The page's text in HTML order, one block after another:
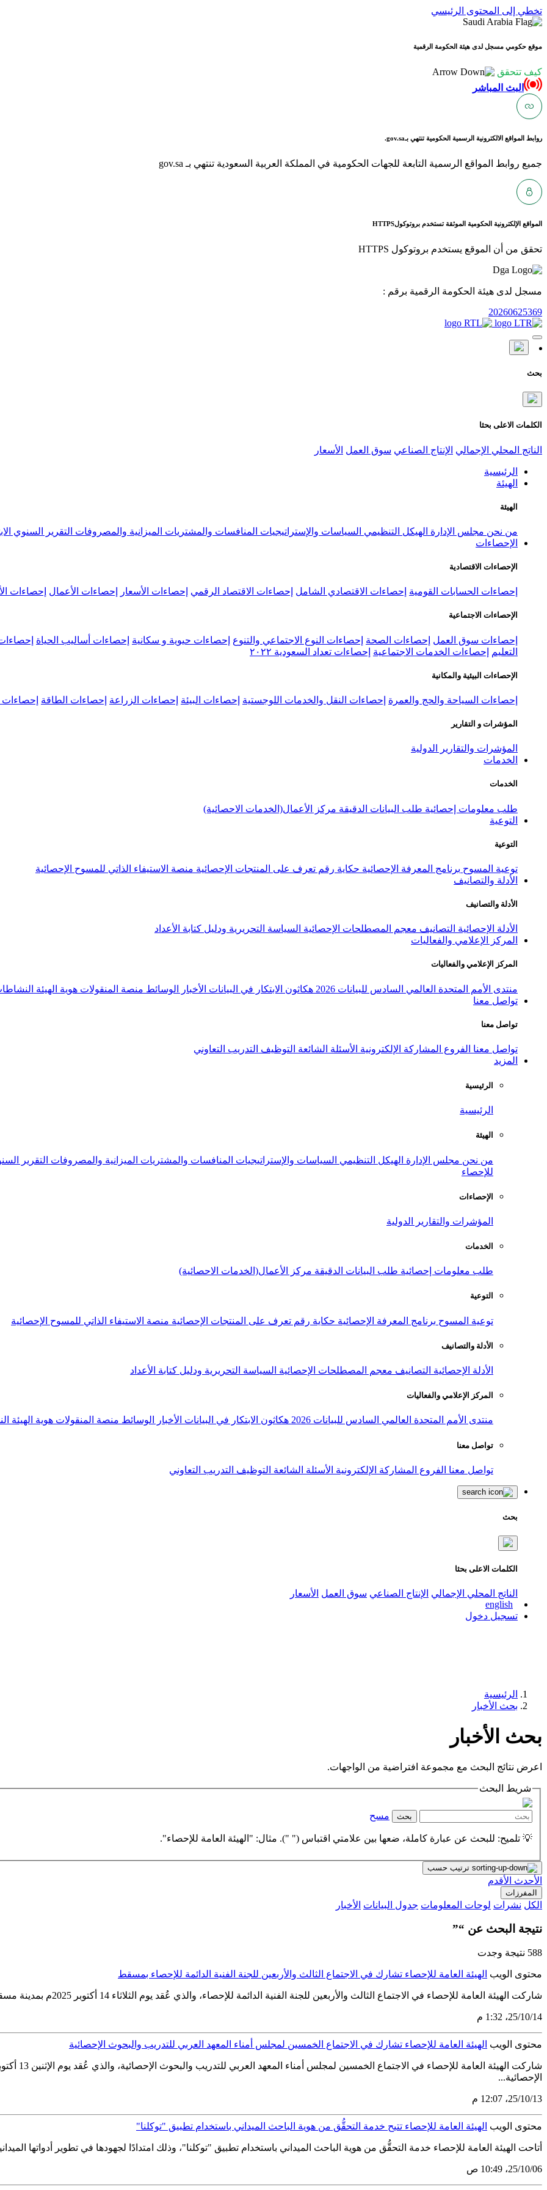
تخطي إلى المحتوى الرئيسي
موقع حكومي مسجل لدى هيئة الحكومة الرقمية
كيف تتحقق
البث المباشر
روابط المواقع الالكترونية الرسمية الحكومية تنتهي بـgov.sa.
جميع روابط المواقع الرسمية التابعة للجهات الحكومية في المملكة العربية السعودية تنتهي بـ gov.sa
المواقع الإلكترونية الحكومية الموثقة تستخدم بروتوكولHTTPS
تحقق من أن الموقع يستخدم بروتوكول HTTPS
مسجل لدى هيئة الحكومة الرقمية برقم :
20260625369
بحث
الكلمات الاعلى بحثا
الناتج المحلي الإجمالي الإنتاج الصناعي سوق العمل الأسعار
الرئيسية
الهيئة
الهيئة
من نحن مجلس الإدارة الهيكل التنظيمي السياسات والإستراتيجيات المنافسات والمشتريات الميزانية والمصروفات التقرير السنوي
الإحصاءات
الإحصاءات الاقتصادية
إحصاءات الحسابات القومية إحصاءات الاقتصادي الشامل إحصاءات الاقتصاد الرقمي إحصاءات الأسعار إحصاءات الأعمال إحصاءات
الإحصاءات الاجتماعية
إحصاءات سوق العمل إحصاءات الصحة إحصاءات النوع الاجتماعي والتنوع إحصاءات حيوية و سكانية إحصاءات أساليب الحياة
التعليم
إحصاءات الخدمات الاجتماعية إحصاءات تعداد السعودية ٢٠٢٢
الإحصاءات البيئية والمكانية
إحصاءات السياحة والحج والعمرة إحصاءات النقل والخدمات اللوجستية إحصاءات البيئة إحصاءات الزراعة إحصاءات الطاقة إحصاءات
المؤشرات و التقارير
المؤشرات والتقارير الدولية
الخدمات
الخدمات
طلب معلومات إحصائية طلب البيانات الدقيقة مركز الأعمال(الخدمات الاحصائية)
التوعية
التوعية
توعية المسوح برنامج المعرفة الإحصائية حكاية رقم تعرف على المنتجات الإحصائية منصة الاستيفاء الذاتي للمسوح الإحصائية
الأدلة والتصانيف
الأدلة والتصانيف
الأدلة الإحصائية التصانيف معجم المصطلحات الإحصائية السياسة التحريرية ودليل كتابة الأعداد
المركز الإعلامي والفعاليات
المركز الإعلامي والفعاليات
منتدى الأمم المتحدة العالمي السادس للبيانات 2026 هكاثون الابتكار في البيانات الأخبار الوسائط منصة المنقولات هوية الهيئة
تواصل معنا
تواصل معنا
تواصل معنا الفروع المشاركة الإلكترونية الأسئلة الشائعة التوظيف التدريب التعاوني
المزيد
الرئيسية
الرئيسية
الهيئة
من نحن مجلس الإدارة الهيكل التنظيمي السياسات والإستراتيجيات المنافسات والمشتريات الميزانية والمصروفات التقرير
للإحصاء
الإحصاءات
المؤشرات والتقارير الدولية
الخدمات
طلب معلومات إحصائية طلب البيانات الدقيقة مركز الأعمال(الخدمات الاحصائية)
التوعية
توعية المسوح برنامج المعرفة الإحصائية حكاية رقم تعرف على المنتجات الإحصائية منصة الاستيفاء الذاتي للمسوح الإحصائية
الأدلة والتصانيف
الأدلة الإحصائية التصانيف معجم المصطلحات الإحصائية السياسة التحريرية ودليل كتابة الأعداد
المركز الإعلامي والفعاليات
منتدى الأمم المتحدة العالمي السادس للبيانات 2026 هكاثون الابتكار في البيانات الأخبار الوسائط منصة المنقولات هوية الهيئة
تواصل معنا
تواصل معنا الفروع المشاركة الإلكترونية الأسئلة الشائعة التوظيف التدريب التعاوني
بحث
الكلمات الاعلى بحثا
الناتج المحلي الإجمالي الإنتاج الصناعي سوق العمل الأسعار
english
تسجيل دخول
الرئيسية
بحث الأخبار
بحث الأخبار
اعرض نتائج البحث مع مجموعة افتراضية من الواجهات.
شريط البحث
بحث مسح
💡 تلميح: للبحث عن عبارة كاملة، ضعها بين علامتي اقتباس (" "). مثال: "الهيئة العامة للإحصاء".
ترتيب حسب
الأحدث الأقدم
المفرزات
الكل نشرات لوحات المعلومات جدول البيانات الأخبار
نتيجة البحث عن “”
588 نتيجة وجدت
محتوى الويب الهيئة العامة للإحصاء تشارك في الاجتماع الثالث والأربعين للجنة الفنية الدائمة للإحصاء بمسقط
شاركت الهيئة العامة للإحصاء في الاجتماع الثالث والأربعين للجنة الفنية الدائمة للإحصاء، والذي عُقد يوم الثلاثاء 14 أكتوبر 2025م بمدينة مسقط في سلطنة عُمان، بحضور ممثلي الأجهزة الإحصائية العربية...
14‏/10‏/25، 1:32 م
محتوى الويب الهيئة العامة للإحصاء تشارك في الاجتماع الخمسين لمجلس أمناء المعهد العربي للتدريب والبحوث الإحصائية
الإحصائية...
13‏/10‏/25، 12:07 م
محتوى الويب الهيئة العامة للإحصاء تتيح خدمة التحقُّق من هوية الباحث الميداني باستخدام تطبيق "توكلنا"
أتاحت الهيئة العامة للإحصاء خدمة التحقُّق من هوية الباحث الميداني باستخدام تطبيق "توكلنا"، وذلك امتدادًا لجهودها في تطوير أدواتها
06‏/10‏/25، 10:49 ص